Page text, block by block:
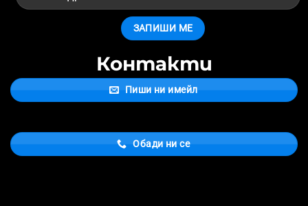
Контакти
Пиши ни имейл
Обади ни се